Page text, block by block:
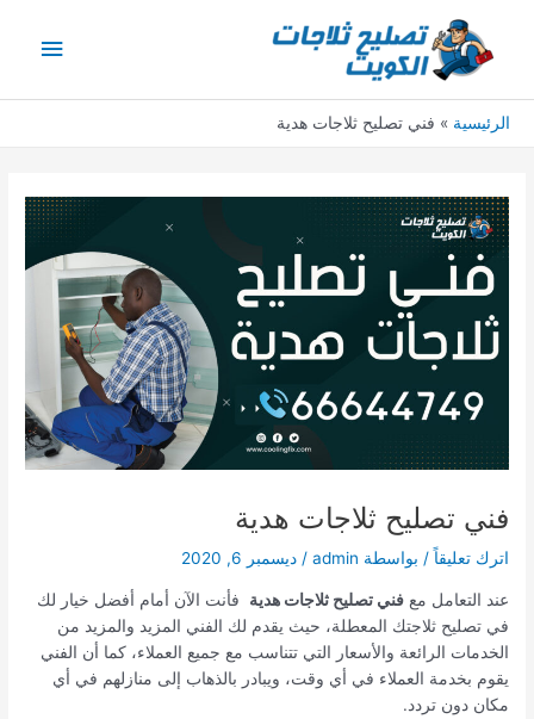
المحتوى
الرئيسية فني تصليح ثلاجات هدية
فني تصليح ثلاجات هدية
اترك تعليقاً / بواسطة admin
/ديسمبر 6, 2020
عند التعامل معفني تصليح ثلاجات هدية فأنت الآن أمام أفضل خيار لك
في تصليح ثلاجتك المعطلة، حيث يقدم لك الفني المزيد والمزيد من
الخدمات الرائعة والأسعار التي تتناسب مع جميع العملاء، كما أن الفني
يقوم بخدمة العملاء في أي وقت، ويبادر بالذهاب إلى منازلهم في أي
مكان دون تردد.